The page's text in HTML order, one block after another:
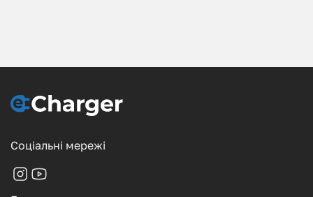
Соціальні мережі